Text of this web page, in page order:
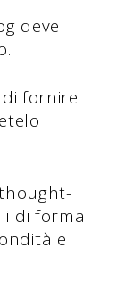
deve
fornire
di forma
e